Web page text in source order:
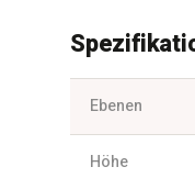
Ebenen
Höhe